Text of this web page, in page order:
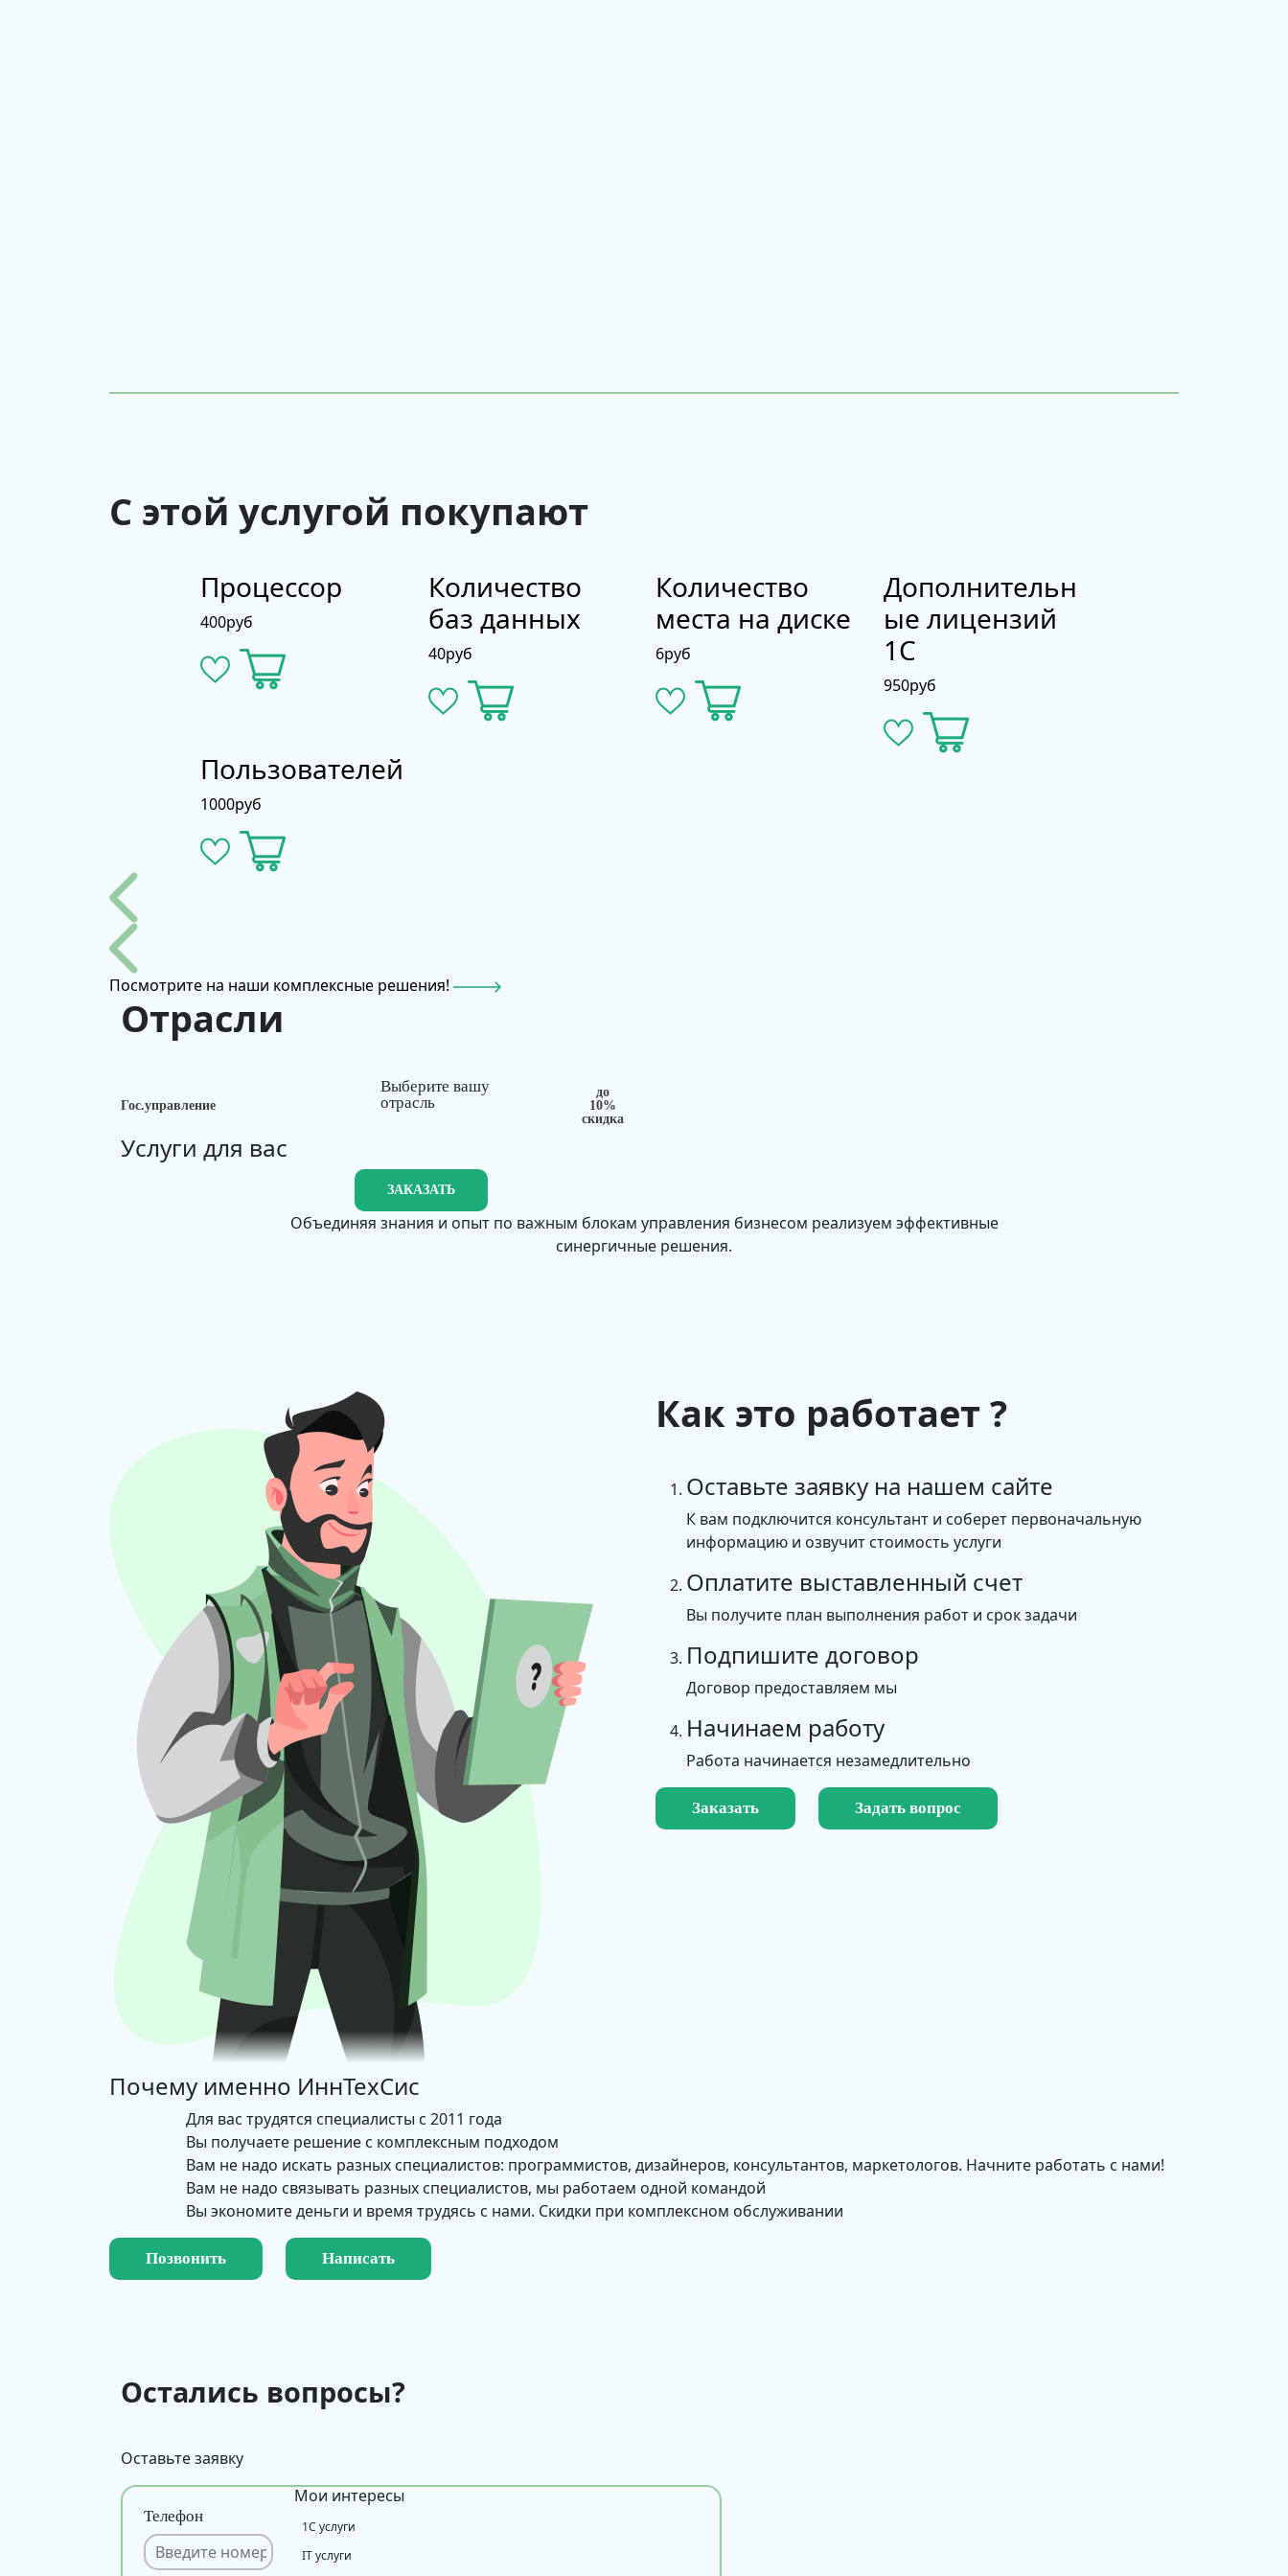
С этой услугой покупают
Процессор
400руб
Количество
баз данных
40руб
Количество
места на диске
6руб
Дополнительн
ые лицензий
1С
950руб
Пользователей
1000руб
Посмотрите на наши комплексные решения!
Отрасли
Гос.управление
Выберите вашу
отрасль
до
10%
скидка
Услуги для вас
ЗАКАЗАТЬ
Объединяя знания и опыт по важным блокам управления бизнесом реализуем эффективные
синергичные решения.
Как это работает ?
Оставьте заявку на нашем сайте
К вам подключится консультант и соберет первоначальную
информацию и озвучит стоимость услуги
Оплатите выставленный счет
Вы получите план выполнения работ и срок задачи
Подпишите договор
Договор предоставляем мы
Начинаем работу
Работа начинается незамедлительно
Заказать Задать вопрос
Почему именно ИннТехСис
Для вас трудятся специалисты с 2011 года
Вы получаете решение с комплексным подходом
Вам не надо искать разных специалистов: программистов, дизайнеров, консультантов, маркетологов. Начните работать с нами!
Вам не надо связывать разных специалистов, мы работаем одной командой
Вы экономите деньги и время трудясь с нами. Скидки при комплексном обслуживании
Позвонить Написать
Остались вопросы?
Оставьте заявку
Телефон
Мои интересы
1С услуги
IT услуги